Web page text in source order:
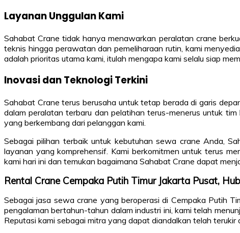
Layanan Unggulan Kami
Sahabat Crane tidak hanya menawarkan peralatan crane
teknis hingga perawatan dan pemeliharaan rutin, kami
adalah prioritas utama kami, itulah mengapa kami selalu siap
Inovasi dan Teknologi Terkini
Sahabat Crane terus berusaha untuk tetap berada di garis
dalam peralatan terbaru dan pelatihan terus-menerus untuk
yang berkembang dari pelanggan kami.
Sebagai pilihan terbaik untuk kebutuhan sewa crane Anda,
layanan yang komprehensif. Kami berkomitmen untuk terus
kami hari ini dan temukan bagaimana Sahabat Crane dapat
Rental Crane Cempaka Putih Timur Jakarta Pusat,
Sebagai jasa sewa crane yang beroperasi di Cempaka Putih
pengalaman bertahun-tahun dalam industri ini, kami telah
Reputasi kami sebagai mitra yang dapat diandalkan telah terukir